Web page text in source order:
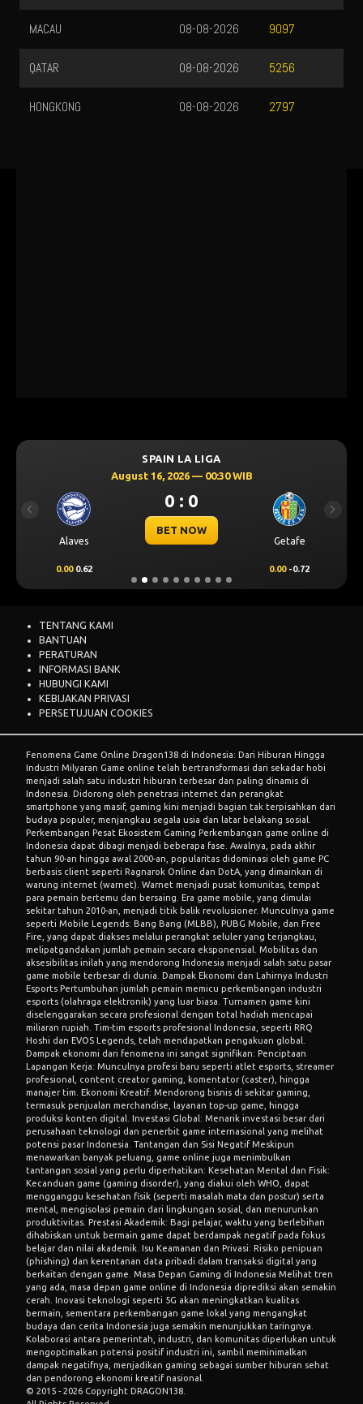
SPAIN LA LIGA
August 16, 2026 — 00:30 WIB
Alaves
0 : 0
BET NOW
Getafe
0.00 0.62 0.00 -0.72
Previous Next
MACAU 9097
08-08-2026
QATAR 5256
08-08-2026
HONGKONG 2797
08-08-2026
TENTANG KAMI
BANTUAN
PERATURAN
INFORMASI BANK
HUBUNGI KAMI
KEBIJAKAN PRIVASI
PERSETUJUAN COOKIES
Fenomena Game Online Dragon138 di Indonesia: Dari Hiburan Hingga
Industri Milyaran Game online telah bertransformasi dari sekadar hobi
menjadi salah satu industri hiburan terbesar dan paling dinamis di
Indonesia. Didorong oleh penetrasi internet dan perangkat
smartphone yang masif, gaming kini menjadi bagian tak terpisahkan dari
budaya populer, menjangkau segala usia dan latar belakang sosial.
Perkembangan Pesat Ekosistem Gaming Perkembangan game online di
Indonesia dapat dibagi menjadi beberapa fase. Awalnya, pada akhir
tahun 90-an hingga awal 2000-an, popularitas didominasi oleh game PC
berbasis client seperti Ragnarok Online dan DotA, yang dimainkan di
warung internet (warnet). Warnet menjadi pusat komunitas, tempat
para pemain bertemu dan bersaing. Era game mobile, yang dimulai
sekitar tahun 2010-an, menjadi titik balik revolusioner. Munculnya game
seperti Mobile Legends: Bang Bang (MLBB), PUBG Mobile, dan Free
Fire, yang dapat diakses melalui perangkat seluler yang terjangkau,
melipatgandakan jumlah pemain secara eksponensial. Mobilitas dan
aksesibilitas inilah yang mendorong Indonesia menjadi salah satu pasar
game mobile terbesar di dunia. Dampak Ekonomi dan Lahirnya Industri
Esports Pertumbuhan jumlah pemain memicu perkembangan industri
esports (olahraga elektronik) yang luar biasa. Turnamen game kini
diselenggarakan secara profesional dengan total hadiah mencapai
miliaran rupiah. Tim-tim esports profesional Indonesia, seperti RRQ
Hoshi dan EVOS Legends, telah mendapatkan pengakuan global.
Dampak ekonomi dari fenomena ini sangat signifikan: Penciptaan
Lapangan Kerja: Munculnya profesi baru seperti atlet esports, streamer
profesional, content creator gaming, komentator (caster), hingga
manajer tim. Ekonomi Kreatif: Mendorong bisnis di sekitar gaming,
termasuk penjualan merchandise, layanan top-up game, hingga
produksi konten digital. Investasi Global: Menarik investasi besar dari
perusahaan teknologi dan penerbit game internasional yang melihat
potensi pasar Indonesia. Tantangan dan Sisi Negatif Meskipun
menawarkan banyak peluang, game online juga menimbulkan
tantangan sosial yang perlu diperhatikan: Kesehatan Mental dan Fisik:
Kecanduan game (gaming disorder), yang diakui oleh WHO, dapat
mengganggu kesehatan fisik (seperti masalah mata dan postur) serta
mental, mengisolasi pemain dari lingkungan sosial, dan menurunkan
produktivitas. Prestasi Akademik: Bagi pelajar, waktu yang berlebihan
dihabiskan untuk bermain game dapat berdampak negatif pada fokus
belajar dan nilai akademik. Isu Keamanan dan Privasi: Risiko penipuan
(phishing) dan kerentanan data pribadi dalam transaksi digital yang
berkaitan dengan game. Masa Depan Gaming di Indonesia Melihat tren
yang ada, masa depan game online di Indonesia diprediksi akan semakin
cerah. Inovasi teknologi seperti 5G akan meningkatkan kualitas
bermain, sementara perkembangan game lokal yang mengangkat
budaya dan cerita Indonesia juga semakin menunjukkan taringnya.
Kolaborasi antara pemerintah, industri, dan komunitas diperlukan untuk
mengoptimalkan potensi positif industri ini, sambil meminimalkan
dampak negatifnya, menjadikan gaming sebagai sumber hiburan sehat
dan pendorong ekonomi kreatif nasional.
© 2015 - 2026 Copyright DRAGON138.